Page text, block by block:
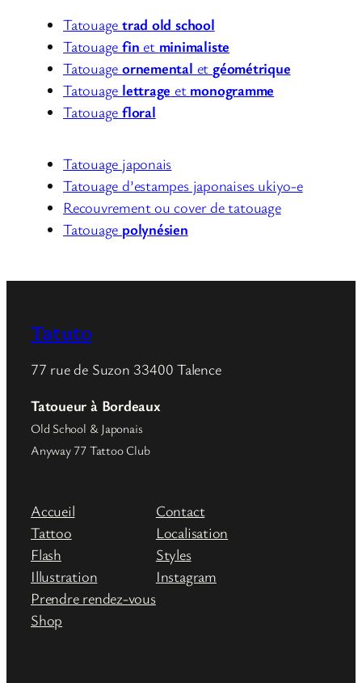
Tatouagetrad old school
Tatouagefin et minimaliste
Tatouageornemental et géométrique
Tatouage lettrage et monogramme
Tatouagefloral
Tatouage japonais
Tatouage d’estampes japonaises ukiyo-e
Recouvrement ou cover de tatouage
Tatouage polynésien
Tatuto
77 rue de Suzon 33400 Talence
Tatoueur à Bordeaux
Old School & Japonais
Anyway 77 Tattoo Club
Accueil
Tattoo
Flash
Illustration
Prendre rendez-vous
Shop
Contact
Localisation
Styles
Instagram